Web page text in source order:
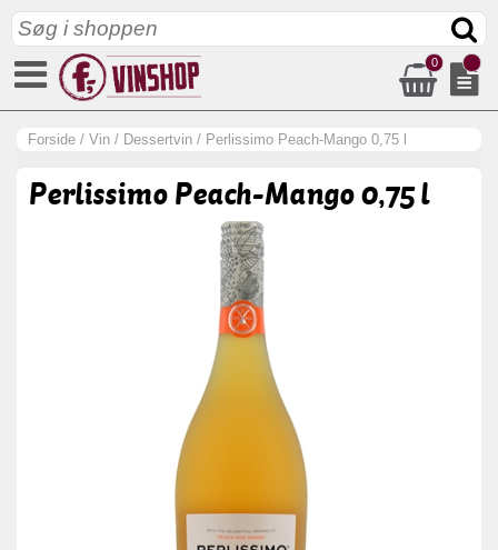
0
Forside / Vin / Dessertvin / Perlissimo Peach-Mango 0,75 l
Perlissimo Peach-Mango 0,75 l